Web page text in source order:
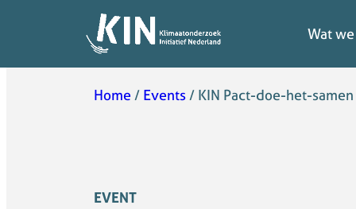
Wat
Wat
Home / Events/ KIN Pact-doe-het-
EVENT